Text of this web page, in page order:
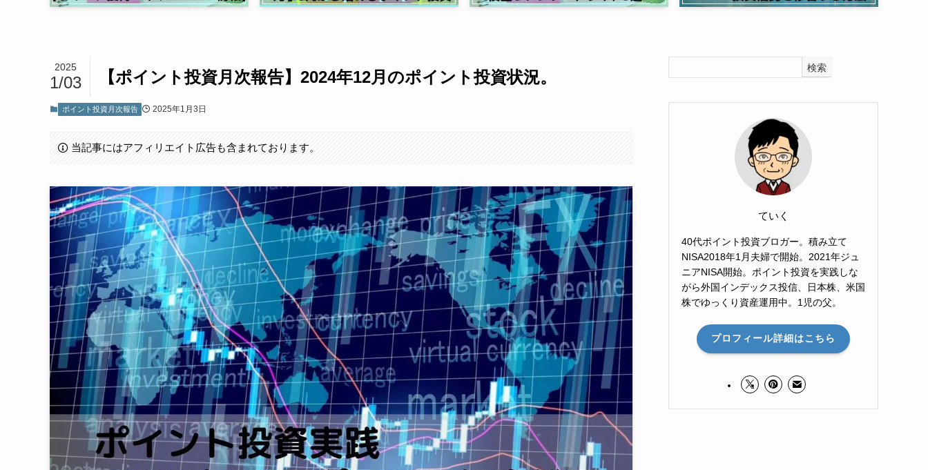
【ポイント投資月次報告】2024年12月のポイント投資状況。
2025
1/03
ポイント投資月次報告 2025年1月3日
当記事にはアフィリエイト広告も含まれております。
検索
ていく
40代ポイント投資ブロガー。積み立て
NISA2018年1月夫婦で開始。2021年ジュ
ニアNISA開始。ポイント投資を実践しな
がら外国インデックス投信、日本株、米国
株でゆっくり資産運用中。1児の父。
プロフィール詳細はこちら